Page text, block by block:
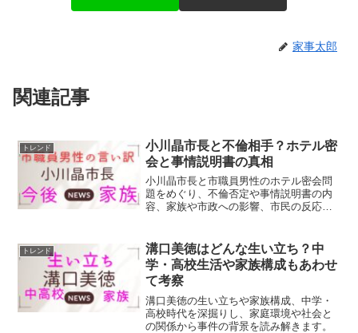
家事太郎
関連記事
トレンド
小川晶市長と不倫相手？ホテル密
会と事情説明書の真相
小川晶市長と市職員男性のホテル密会問
題をめぐり、不倫否定や事情説明書の内
容、家族や市政への影響、市民の反応ま
トレンド
溝口美徳はどんな生い立ち？中
学・高校生活や家族構成もあわせ
て考察
溝口美徳の生い立ちや家族構成、中学・
高校時代を深掘りし、家庭環境や社会と
の関係から事件の背景を読み解きます。